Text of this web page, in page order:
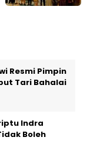
Resmi Pimpin
Tari Bahalai
Indra
Boleh